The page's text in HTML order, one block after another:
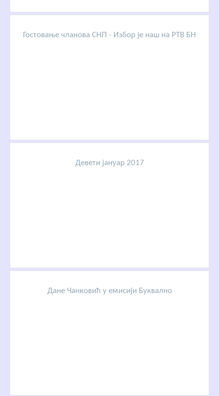
Гостовање чланова СНП - Избор је наш на РТВ БН
Девети јануар 2017
Дане Чанковић у емисији Буквално